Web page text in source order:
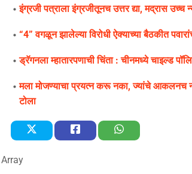
इंग्रजी पत्राला इंग्रजीतूनच उत्तर द्या, मद्रास
“4” वगळून झालेल्या विरोधी ऐक्याच्या बैठकीत
ड्रॅगनला म्हातारपणाची चिंता : चीनमध्ये चाइल्ड
मला मोजण्याचा प्रयत्न करू नका, ज्यांचे आकलनच
टोला
Array